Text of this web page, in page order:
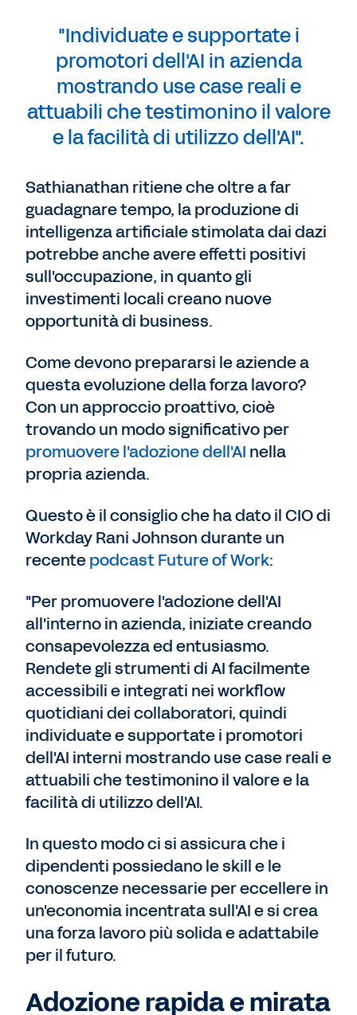
"Individuate e supportate i
promotori dell'AI in azienda
mostrando use case reali e
attuabili che testimonino il valore
e la facilità di utilizzo dell'AI".
Sathianathan ritiene che oltre a far
guadagnare tempo, la produzione di
intelligenza artificiale stimolata dai dazi
potrebbe anche avere effetti positivi
sull'occupazione, in quanto gli
investimenti locali creano nuove
opportunità di business.
Come devono prepararsi le aziende a
questa evoluzione della forza lavoro?
Con un approccio proattivo, cioè
trovando un modo significativo per
promuovere l'adozione dell'AI nella
propria azienda.
Questo è il consiglio che ha dato il CIO di
Workday Rani Johnson durante un
recentepodcast Future of Work:
"Per promuovere l'adozione dell'AI
all'interno in azienda, iniziate creando
consapevolezza ed entusiasmo.
Rendete gli strumenti di AI facilmente
accessibili e integrati nei workflow
quotidiani dei collaboratori, quindi
individuate e supportate i promotori
dell'AI interni mostrando use case reali e
attuabili che testimonino il valore e la
facilità di utilizzo dell'AI.
In questo modo ci si assicura che i
dipendenti possiedano le skill e le
conoscenze necessarie per eccellere in
un'economia incentrata sull'AI e si crea
una forza lavoro più solida e adattabile
per il futuro.
Adozione rapida e mirata